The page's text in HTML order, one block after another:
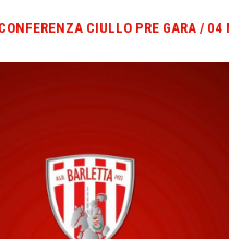
CIULLO PRE GARA / 04